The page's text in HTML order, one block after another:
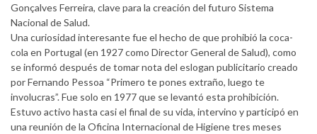
Gonçalves Ferreira, clave para la creación del futuro Sistema
Nacional de Salud.
Una curiosidad interesante fue el hecho de que prohibió la coca-
cola en Portugal (en 1927 como Director General de Salud), como
se informó después de tomar nota del eslogan publicitario creado
por Fernando Pessoa “Primero te pones extraño, luego te
involucras”. Fue solo en 1977 que se levantó esta prohibición.
Estuvo activo hasta casi el final de su vida, intervino y participó en
una reunión de la Oficina Internacional de Higiene tres meses